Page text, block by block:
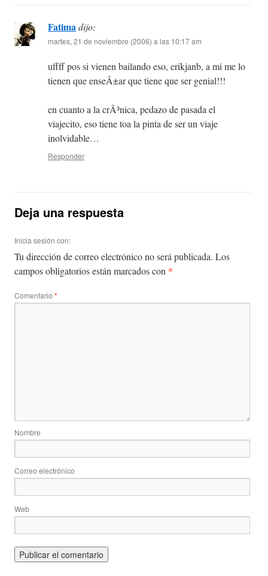
Fatimadijo:
martes, 21 de noviembre (2006) a las 10:17 am
uffff pos si vienen bailando eso, erikjanb, a mi me lo
tienen que enseÃ±ar que tiene que ser genial!!!
en cuanto a la crÃ³nica, pedazo de pasada el
viajecito, eso tiene toa la pinta de ser un viaje
inolvidable…
Responder
Deja una respuesta
Inicia sesión con:
Tu dirección de correo electrónico no será publicada. Los
campos obligatorios están marcados con *
Comentario *
Nombre
Correo electrónico
Web